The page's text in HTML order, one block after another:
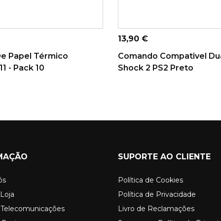
AO CARRINHO
Papel Térmico
- Pack 10
ADICIONAR AO CARRINHO
Preço
13,90 €
Comando Compativel
Shock 2 PS2 Preto
SUPORTE AO CLIENTE
Política de Cookies
Política de Privacidade
Livro de Reclamações